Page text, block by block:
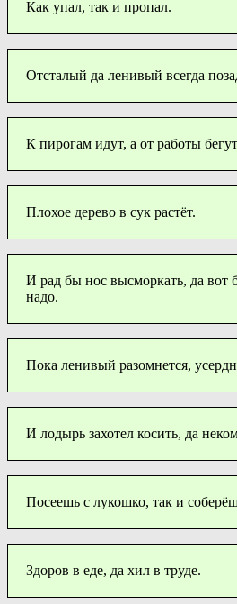
Как упал, так и пропал.
Отсталый да ленивый всегда
К пирогам идут, а от работы
Плохое дерево в сук растёт.
И рад бы нос высморкать, да вот
надо.
Пока ленивый разомнется,
И лодырь захотел косить, да
Посеешь с лукошко, так и
Здоров в еде, да хил в труде.